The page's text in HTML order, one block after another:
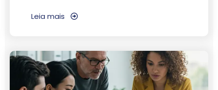
Leia mais